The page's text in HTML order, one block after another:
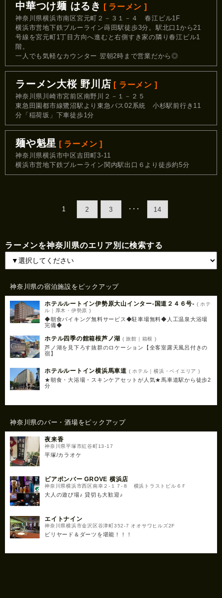
中華つけ麺 はるき [ ラーメン ]
神奈川県横浜市南区宮元町２－３１－４ 春江ビル1F
横浜市営地下鉄ブルーライン蒔田駅徒歩3分。駅北口1から21
号線を宮元町1丁目方向へ進むと右側すき家の隣り春江ビル1
階。
一人でも気軽なカウンター 翌朝2時まで営業だから◎
ラーメン大桜 野川店 [ ラーメン ]
神奈川県川崎市宮前区南野川２－１－２５
東急田園都市線鷺沼駅より東急バス02系統 小杉駅前行き11
分「稲荷坂」下車徒歩1分
麺や魁星 [ ラーメン ]
神奈川県横浜市中区吉田町3-11
横浜市営地下鉄ブルーライン関内駅出口６より徒歩約5分
1 2 3 ･･･ 14
ラーメンを神奈川県のエリア別に検索する
神奈川県の宿泊施設をピックアップ
ホテルルートイン伊勢原大山インター‐国道２４６号‐ ( ホテ
ル｜厚木・伊勢原 )
◆朝食バイキング無料サービス◆駐車場無料◆人工温泉大浴場
完備◆
ホテル四季の館箱根芦ノ湖 ( 旅館｜箱根 )
芦ノ湖を見下ろす抜群のロケーション【全客室露天風呂付きの
宿】
ホテルルートイン横浜馬車道 ( ホテル｜横浜・ベイエリア )
★朝食・大浴場・スキンケアセットが人気★馬車道駅から徒歩2
分
神奈川県のバー・酒場をピックアップ
夜来香
神奈川県平塚市紅谷町13-17
平塚/カラオケ
ビアポンバー GROVE 横浜店
神奈川県横浜市西区南幸２-１７-８ 横浜トラストビル６Ｆ
大人の遊び場♪ 貸切も大歓迎♪
エイトナイン
神奈川県横浜市金沢区谷津町352-7 オオサワヒルズ2F
ビリヤード＆ダーツを堪能！！！